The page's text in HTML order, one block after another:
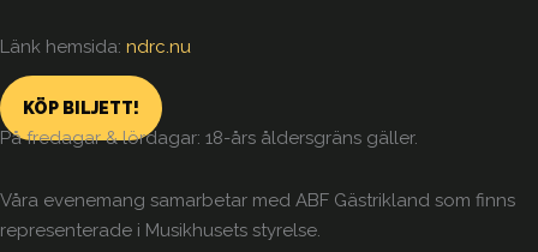
Länk hemsida: ndrc.nu
KÖP BILJETT!
På fredagar & lördagar: 18-års åldersgräns gäller.
Våra evenemang samarbetar med ABF Gästrikland som finns
representerade i Musikhusets styrelse.